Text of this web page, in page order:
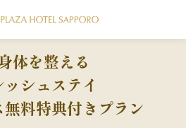
体を整える
ッシュステイ
料特典付きプラン
フォーム
代表電話